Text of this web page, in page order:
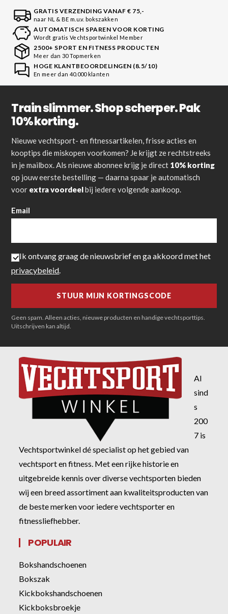
GRATIS VERZENDING VANAF € 75,-
naar NL & BE m.u.v. bokszakken
AUTOMATISCH SPAREN VOOR KORTING
Wordt gratis Vechtsportwinkel Member
2500+ SPORT EN FITNESS PRODUCTEN
Meer dan 30 Topmerken
HOGE KLANTBEOORDELINGEN (8.5/10)
En meer dan 40.000 klanten
Train slimmer. Shop scherper. Pak
10% korting.
Nieuwe vechtsport- en fitnessartikelen, frisse acties en
kooptips die miskopen voorkomen? Je krijgt ze rechtstreeks
in je mailbox. Als nieuwe abonnee krijg je direct 10% korting
op jouw eerste bestelling — daarna spaar je automatisch
voor extra voordeelbij iedere volgende aankoop.
Email
Ik ontvang graag de nieuwsbrief en ga akkoord met het
privacybeleid
Geen spam. Alleen acties, nieuwe producten en handige vechtsporttips.
Uitschrijven kan altijd.
Al
sind
s
200
7 is
Vechtsportwinkel dé specialist op het gebied van
vechtsport en fitness. Met een rijke historie en
uitgebreide kennis over diverse vechtsporten bieden
wij een breed assortiment aan kwaliteitsproducten van
de beste merken voor iedere vechtsporter en
fitnessliefhebber.
POPULAIR
Bokshandschoenen
Bokszak
Kickbokshandschoenen
Kickboksbroekje